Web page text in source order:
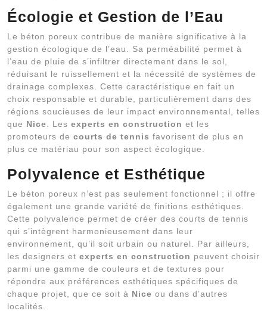
Écologie et Gestion de l’Eau
Le béton poreux contribue de manière significative à la
gestion écologique de l’eau. Sa perméabilité permet à
l’eau de pluie de s’infiltrer directement dans le sol,
réduisant le ruissellement et la nécessité de systèmes de
drainage complexes. Cette caractéristique en fait un
choix responsable et durable, particulièrement dans des
régions soucieuses de leur impact environnemental, telles
que Nice . Les experts en construction et les
promoteurs de courts de tennis favorisent de plus en
plus ce matériau pour son aspect écologique.
Polyvalence et Esthétique
Le béton poreux n’est pas seulement fonctionnel ; il offre
également une grande variété de finitions esthétiques.
Cette polyvalence permet de créer des courts de tennis
qui s’intègrent harmonieusement dans leur
environnement, qu’il soit urbain ou naturel. Par ailleurs,
les designers et experts en construction peuvent choisir
parmi une gamme de couleurs et de textures pour
répondre aux préférences esthétiques spécifiques de
chaque projet, que ce soit à Nice ou dans d’autres
localités.